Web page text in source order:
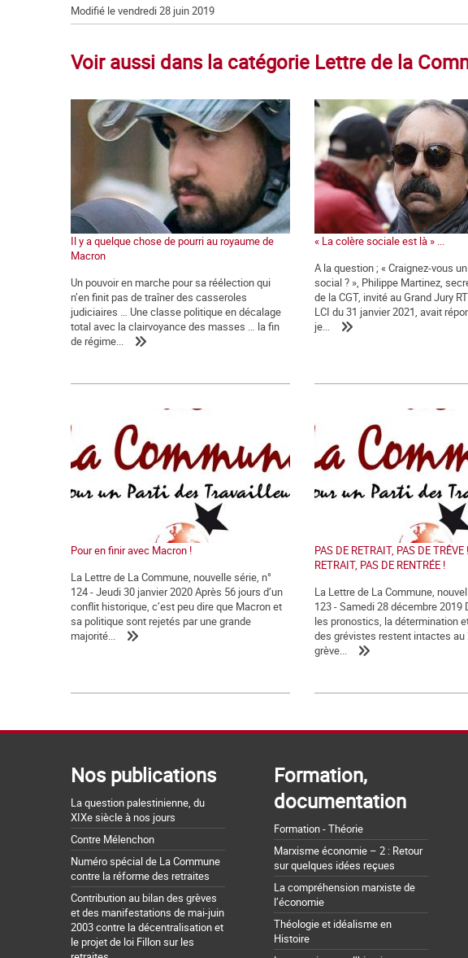
Modifié le vendredi 28 juin 2019
Voir aussi dans la catégorie Lettre de la
Il y a quelque chose de pourri au royaume de
Macron
Un pouvoir en marche pour sa réélection qui
n’en finit pas de traîner des casseroles
judiciaires … Une classe politique en décalage
total avec la clairvoyance des masses … la fin
de régime...
« La colère sociale est là » ...
A la question ; « Craignez-vous
social ? », Philippe Martinez,
de la CGT, invité au Grand Jury
LCI du 31 janvier 2021, avait
je...
Pour en finir avec Macron !
La Lettre de La Commune, nouvelle série, n°
124 - Jeudi 30 janvier 2020 Après 56 jours d’un
conflit historique, c’est peu dire que Macron et
sa politique sont rejetés par une grande
majorité...
PAS DE RETRAIT, PAS DE TRÊVE
RETRAIT, PAS DE RENTRÉE !
La Lettre de La Commune,
123 - Samedi 28 décembre 2019
les pronostics, la détermination
des grévistes restent intactes au
grève...
Nos publications
La question palestinienne, du
XIXe siècle à nos jours
Contre Mélenchon
Numéro spécial de La Commune
contre la réforme des retraites
Contribution au bilan des grèves
et des manifestations de mai-juin
2003 contre la décentralisation et
le projet de loi Fillon sur les
Formation,
documentation
Formation - Théorie
Marxisme économie – 2 : Retour
sur quelques idées reçues
La compréhension marxiste de
l’économie
Théologie et idéalisme en
Histoire